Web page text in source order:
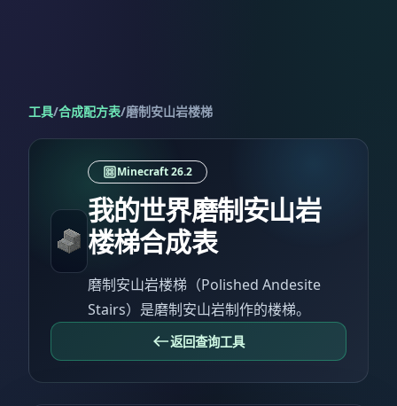
工具/合成配方表/磨制安山岩楼梯
Minecraft 26.2
我的世界磨制安山岩
楼梯合成表
磨制安山岩楼梯（Polished Andesite
Stairs）是磨制安山岩制作的楼梯。
返回查询工具